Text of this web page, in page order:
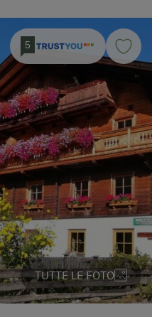
5
TUTTE LE FOTO